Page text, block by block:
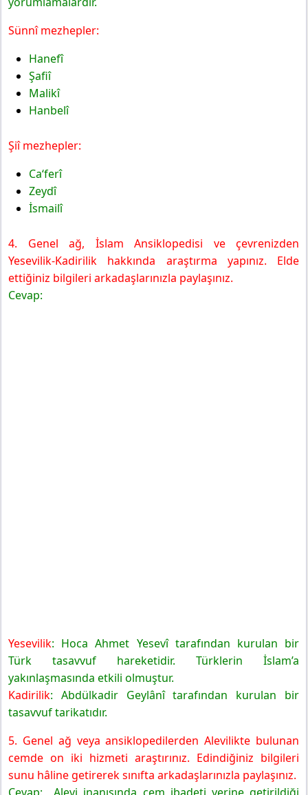
Sünnî mezhepler:
Hanefî
Şafiî
Malikî
Hanbelî
Şiî mezhepler:
Ca‘ferî
Zeydî
İsmailî
4. Genel ağ, İslam Ansiklopedisi ve çevrenizden
Yesevilik-Kadirilik hakkında araştırma yapınız. Elde
ettiğiniz bilgileri arkadaşlarınızla paylaşınız.
Cevap:
Yesevilik: Hoca Ahmet Yesevî tarafından kurulan bir
Türk tasavvuf hareketidir. Türklerin İslam’a
yakınlaşmasında etkili olmuştur.
Kadirilik: Abdülkadir Geylânî tarafından kurulan bir
tasavvuf tarikatıdır.
5. Genel ağ veya ansiklopedilerden Alevilikte bulunan
cemde on iki hizmeti araştırınız. Edindiğiniz bilgileri
sunu hâline getirerek sınıfta arkadaşlarınızla paylaşınız.